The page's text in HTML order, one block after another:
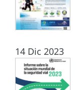
14 Dic 2023